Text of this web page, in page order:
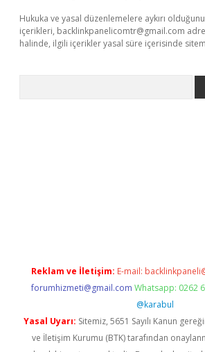
Hukuka ve yasal düzenlemelere aykırı
içerikleri, backlinkpanelicomtr@gmail.com
halinde, ilgili içerikler yasal süre içerisinde
Reklam ve İletişim: E-mail:
forumhizmeti@gmail.com Whatsapp: 0262
@karabul
Yasal Uyarı: Sitemiz, 5651 Sayılı Kanun
ve İletişim Kurumu (BTK) tarafından